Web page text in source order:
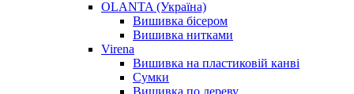
OLANTA (Україна)
Вишивка бісером
Вишивка нитками
Virena
Вишивка на пластиковій канві
Сумки
Вишивка по дереву